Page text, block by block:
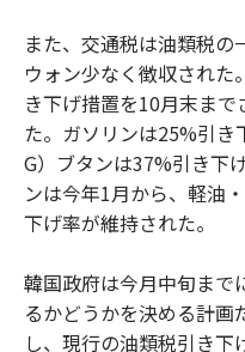
また、交通税は油類税
ウォン少なく徴収された
き下げ措置を10月末ま
た。ガソリンは25%引
G）ブタンは37%引き下
ンは今年1月から、軽油
下げ率が維持された。
韓国政府は今月中旬まで
るかどうかを決める計
し、現行の油類税引き